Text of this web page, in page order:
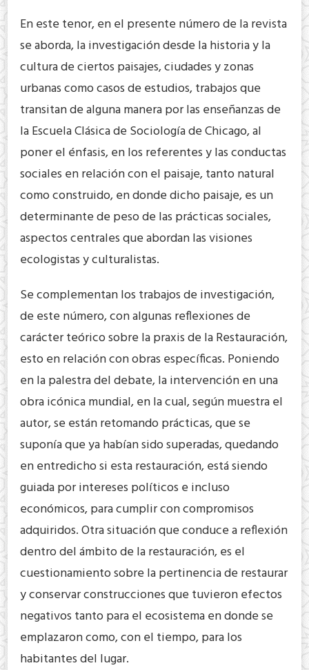
En este tenor, en el presente número de la revista
se aborda, la investigación desde la historia y la
cultura de ciertos paisajes, ciudades y zonas
urbanas como casos de estudios, trabajos que
transitan de alguna manera por las enseñanzas de
la Escuela Clásica de Sociología de Chicago, al
poner el énfasis, en los referentes y las conductas
sociales en relación con el paisaje, tanto natural
como construido, en donde dicho paisaje, es un
determinante de peso de las prácticas sociales,
aspectos centrales que abordan las visiones
ecologistas y culturalistas.
Se complementan los trabajos de investigación,
de este número, con algunas reflexiones de
carácter teórico sobre la praxis de la Restauración,
esto en relación con obras específicas. Poniendo
en la palestra del debate, la intervención en una
obra icónica mundial, en la cual, según muestra el
autor, se están retomando prácticas, que se
suponía que ya habían sido superadas, quedando
en entredicho si esta restauración, está siendo
guiada por intereses políticos e incluso
económicos, para cumplir con compromisos
adquiridos. Otra situación que conduce a reflexión
dentro del ámbito de la restauración, es el
cuestionamiento sobre la pertinencia de restaurar
y conservar construcciones que tuvieron efectos
negativos tanto para el ecosistema en donde se
emplazaron como, con el tiempo, para los
habitantes del lugar.